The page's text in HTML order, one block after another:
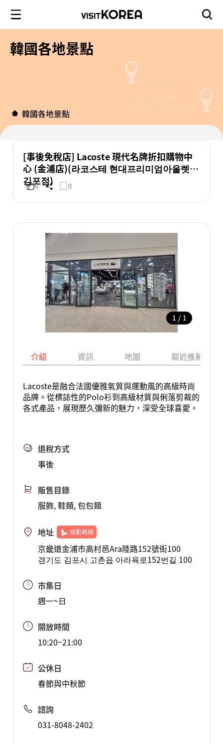
韓國各地景點
韓國各地景點
[事後免稅店] Lacoste 現代名牌折扣購物中
心 (金浦店)(라코스테 현대프리미엄아울렛
김포점)
0 0
1 / 1
介紹 資訊 地圖 鄰近推薦景點
Lacoste是融合法國優雅氣質與運動風的高級時尚
品牌。從標誌性的Polo衫到高級材質與俐落剪裁的
各式產品，展現歷久彌新的魅力，深受全球喜愛。
退稅方式
事後
販售目錄
服飾, 鞋類, 包包類
地址 規劃路線
京畿道金浦市高村邑Ara陸路152號街100
경기도 김포시 고촌읍 아라육로152번길 100
市集日
週一~日
開放時間
10:20~21:00
公休日
春節與中秋節
諮詢
031-8048-2402